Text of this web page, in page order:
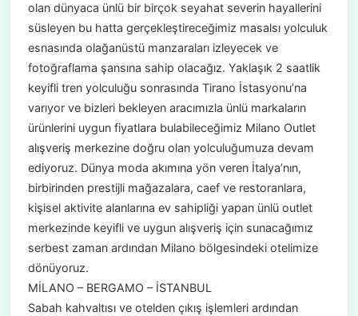
olan dünyaca ünlü bir birçok seyahat severin hayallerini
süsleyen bu hatta gerçekleştireceğimiz masalsı yolculuk
esnasında olağanüstü manzaraları izleyecek ve
fotoğraflama şansına sahip olacağız. Yaklaşık 2 saatlik
keyifli tren yolculuğu sonrasında Tirano İstasyonu’na
varıyor ve bizleri bekleyen aracımızla ünlü markaların
ürünlerini uygun fiyatlara bulabileceğimiz Milano Outlet
alışveriş merkezine doğru olan yolculuğumuza devam
ediyoruz. Dünya moda akımına yön veren İtalya’nın,
birbirinden prestijli mağazalara, caef ve restoranlara,
kişisel aktivite alanlarına ev sahipliği yapan ünlü outlet
merkezinde keyifli ve uygun alışveriş için sunacağımız
serbest zaman ardından Milano bölgesindeki otelimize
dönüyoruz.
MİLANO – BERGAMO – İSTANBUL
Sabah kahvaltısı ve otelden çıkış işlemleri ardından